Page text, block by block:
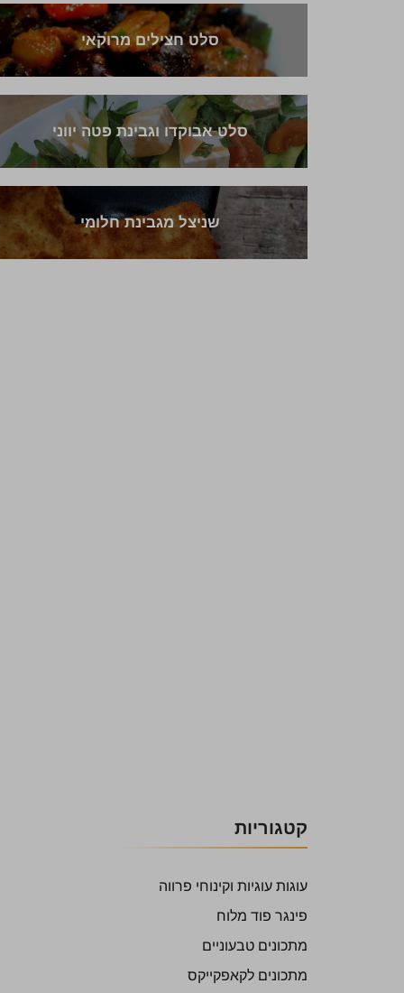
סלט חצילים מרוקאי
סלט אבוקדו וגבינת פטה יווני
שניצל מגבינת חלומי
קטגוריות
עוגות עוגיות וקינוחי פרווה
פינגר פוד מלוח
מתכונים טבעוניים
מתכונים לקאפקייקס